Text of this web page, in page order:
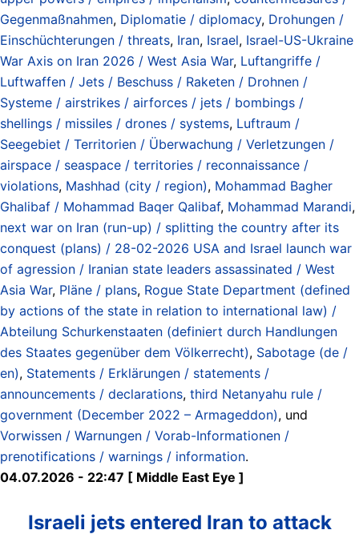
Gegenmaßnahmen, Diplomatie / diplomacy, Drohungen /
Einschüchterungen / threats, Iran, Israel, Israel-US-Ukraine
War Axis on Iran 2026 / West Asia War, Luftangriffe /
Luftwaffen / Jets / Beschuss / Raketen / Drohnen /
Systeme / airstrikes / airforces / jets / bombings /
shellings / missiles / drones / systems, Luftraum /
Seegebiet / Territorien / Überwachung / Verletzungen /
airspace / seaspace / territories / reconnaissance /
violations, Mashhad (city / region), Mohammad Bagher
Ghalibaf / Mohammad Baqer Qalibaf, Mohammad Marandi,
next war on Iran (run-up) / splitting the country after its
conquest (plans) / 28-02-2026 USA and Israel launch war
of agression / Iranian state leaders assassinated / West
Asia War, Pläne / plans, Rogue State Department (defined
by actions of the state in relation to international law) /
Abteilung Schurkenstaaten (definiert durch Handlungen
des Staates gegenüber dem Völkerrecht), Sabotage (de /
en), Statements / Erklärungen / statements /
announcements / declarations, third Netanyahu rule /
government (December 2022 – Armageddon), und
Vorwissen / Warnungen / Vorab-Informationen /
prenotifications / warnings / information.
04.07.2026 - 22:47 [ Middle East Eye ]
Israeli jets entered Iran to attack